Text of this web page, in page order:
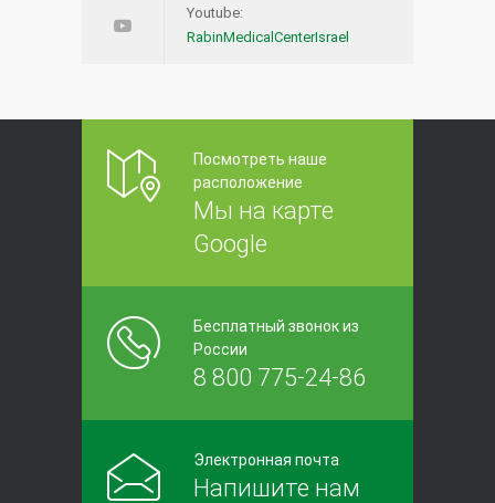
Youtube:
RabinMedicalCenterIsrael
Посмотреть наше
расположение
Мы на карте
Google
Бесплатный звонок из
России
8 800 775-24-86
Электронная почта
Напишите нам